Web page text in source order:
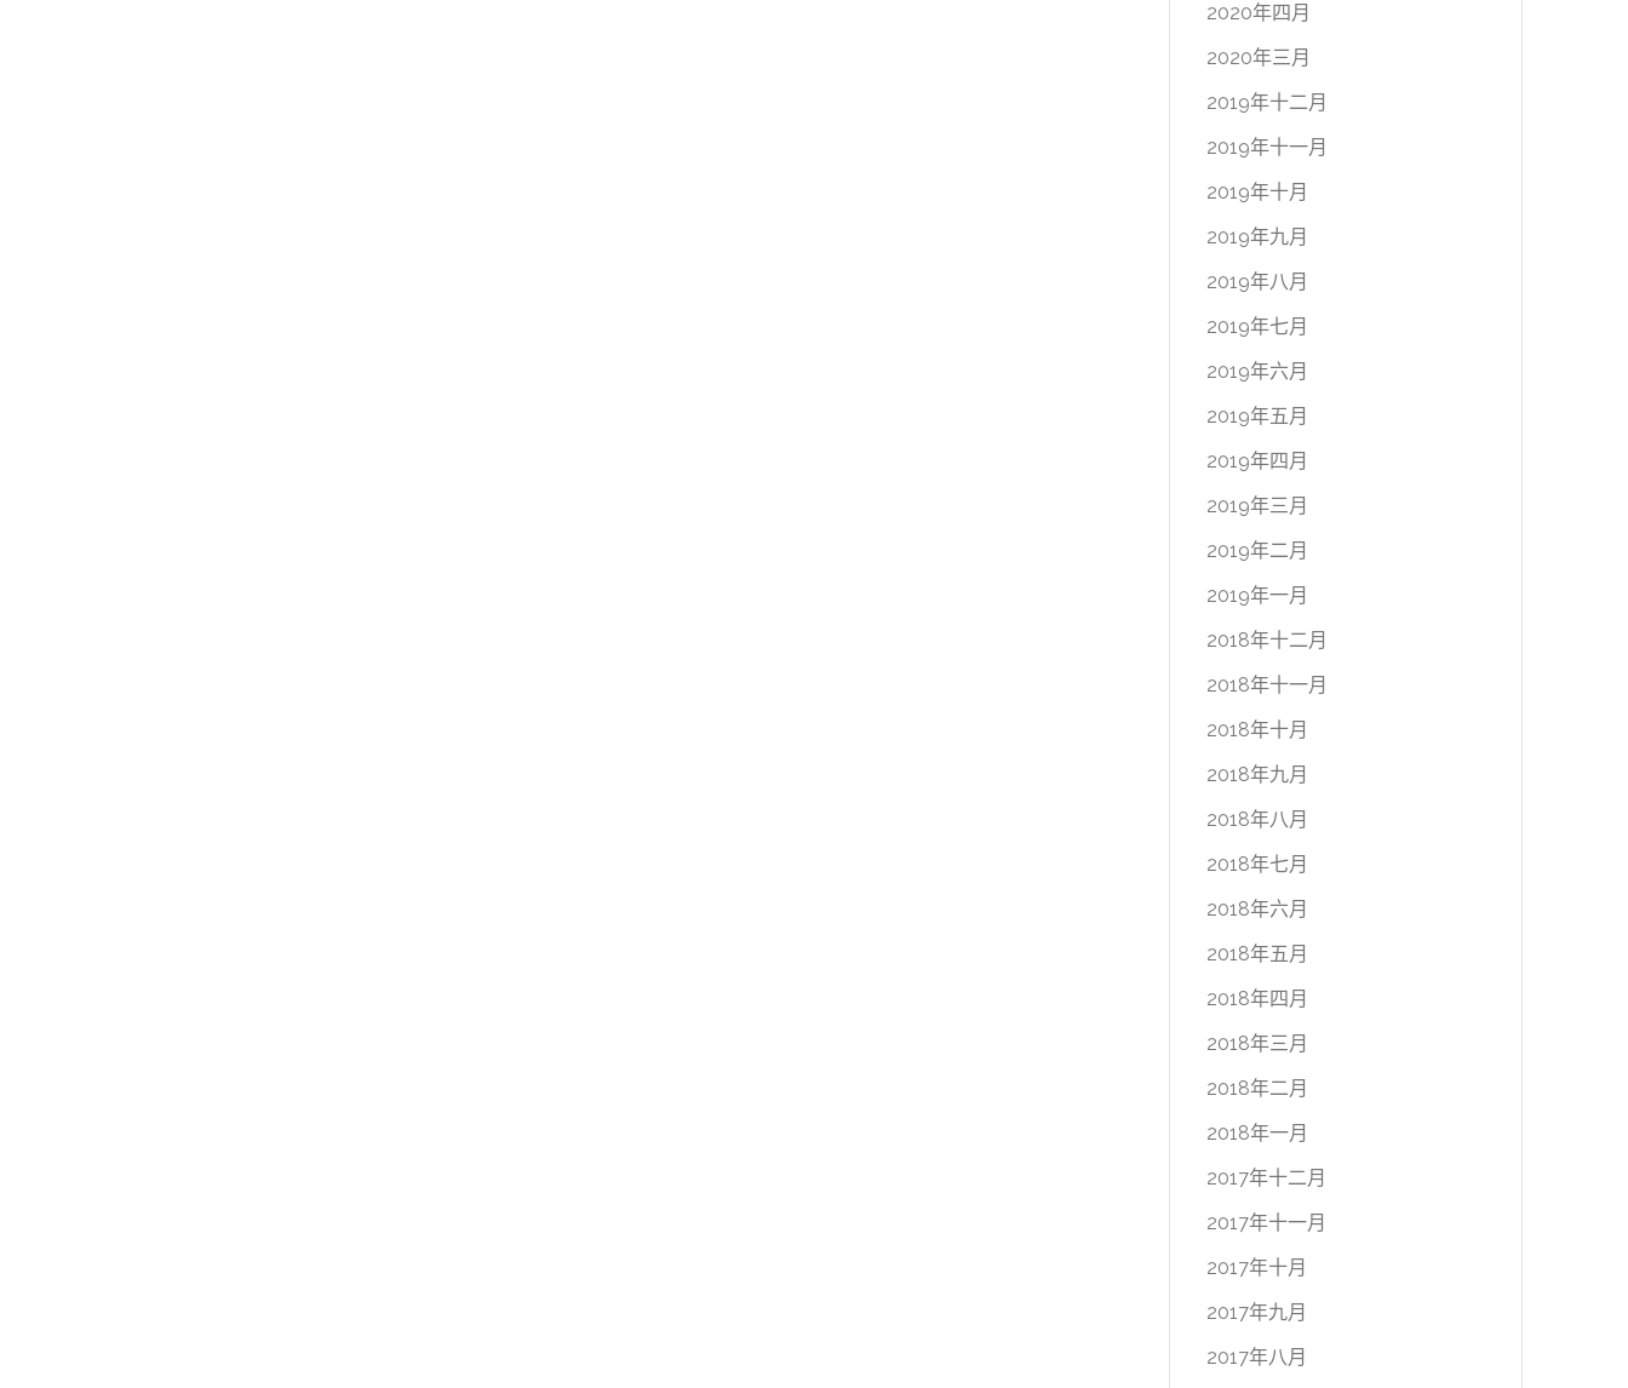
2020年四月
2020年三月
2019年十二月
2019年十一月
2019年十月
2019年九月
2019年八月
2019年七月
2019年六月
2019年五月
2019年四月
2019年三月
2019年二月
2019年一月
2018年十二月
2018年十一月
2018年十月
2018年九月
2018年八月
2018年七月
2018年六月
2018年五月
2018年四月
2018年三月
2018年二月
2018年一月
2017年十二月
2017年十一月
2017年十月
2017年九月
2017年八月